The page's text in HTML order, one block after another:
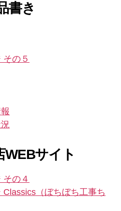
書き
その５
WEBサイト
その４
Classics（ぼちぼち工事ち